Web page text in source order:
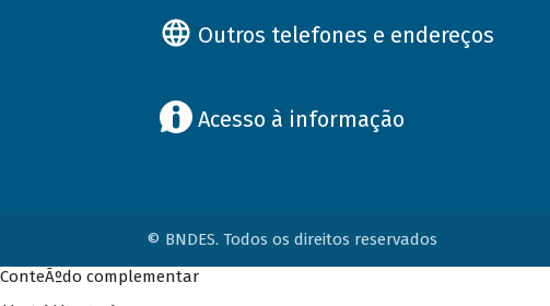
Outros telefones e endereços
Acesso à informação
© BNDES. Todos os direitos reservados
ConteÃºdo complementar